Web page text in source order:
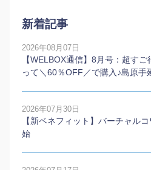
新着記事
2026年08月07日
【WELBOX通信】8月号：超す
って＼60％OFF／で購入♪島原手
2026年07月30日
【新ベネフィット】バーチャル
始